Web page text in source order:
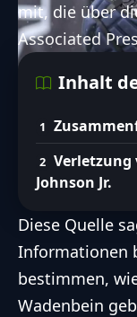
folgende
Details
Ausfallzeit
von Lonnie
FootballR AI
mit, die über
Associated
Inhalt
Verletzung
Johnson Jr.
Diese Quelle
Informationen
bestimmen,
Wadenbein